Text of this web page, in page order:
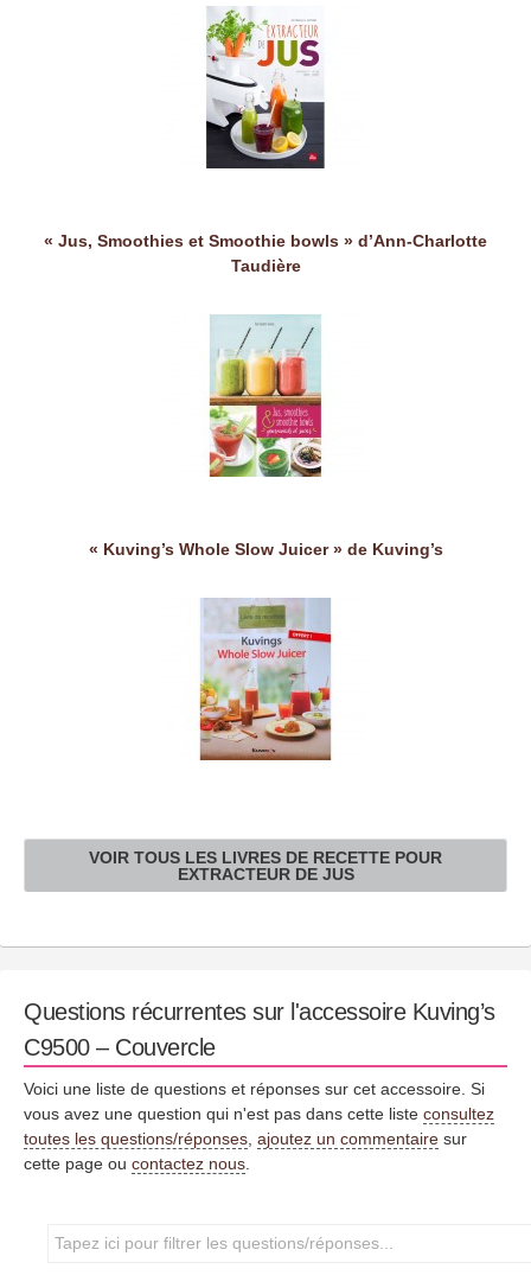
« Jus, Smoothies et Smoothie bowls » d’Ann-Charlotte
Taudière
« Kuving’s Whole Slow Juicer » de Kuving’s
VOIR TOUS LES LIVRES DE RECETTE POUR
EXTRACTEUR DE JUS
Questions récurrentes sur l'accessoire Kuving’s
C9500 – Couvercle
Voici une liste de questions et réponses sur cet accessoire. Si
vous avez une question qui n'est pas dans cette liste consultez
toutes les questions/réponses ajoutez un commentaire sur
cette page ou contactez nous